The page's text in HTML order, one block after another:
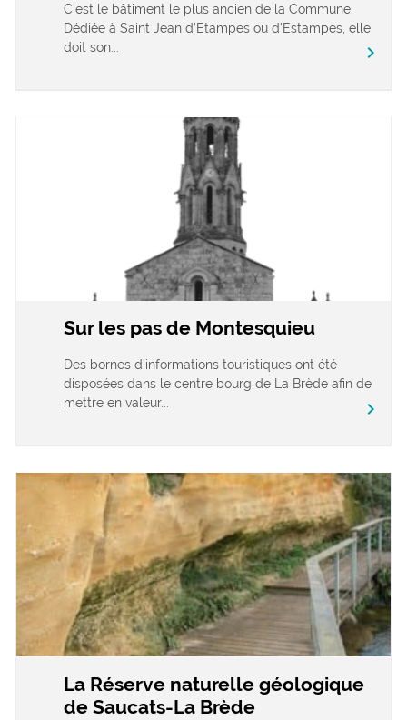
C’est le bâtiment le plus ancien de la Commune.
Dédiée à Saint Jean d’Etampes ou d’Estampes, elle
doit son...
chevron_right
Sur les pas de Montesquieu
Des bornes d’informations touristiques ont été
disposées dans le centre bourg de La Brède afin de
mettre en valeur...
chevron_right
La Réserve naturelle géologique
de Saucats-La Brède